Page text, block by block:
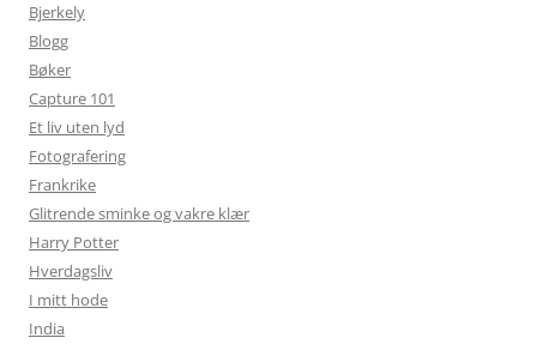
Bjerkely
Blogg
Bøker
Capture 101
Et liv uten lyd
Fotografering
Frankrike
Glitrende sminke og vakre klær
Harry Potter
Hverdagsliv
I mitt hode
India